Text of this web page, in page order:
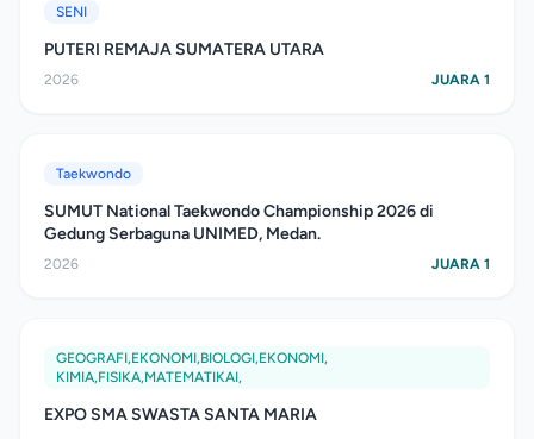
SENI
PUTERI REMAJA SUMATERA UTARA
2026 JUARA 1
Taekwondo
SUMUT National Taekwondo Championship 2026 di
Gedung Serbaguna UNIMED, Medan.
2026 JUARA 1
GEOGRAFI,EKONOMI,BIOLOGI,EKONOMI,
KIMIA,FISIKA,MATEMATIKAI,
EXPO SMA SWASTA SANTA MARIA